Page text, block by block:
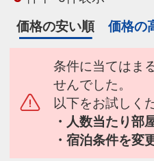
価格の安い順
価格の
条件に当てはま
せんでした。
以下をお試しく
・人数当たり部
・宿泊条件を変